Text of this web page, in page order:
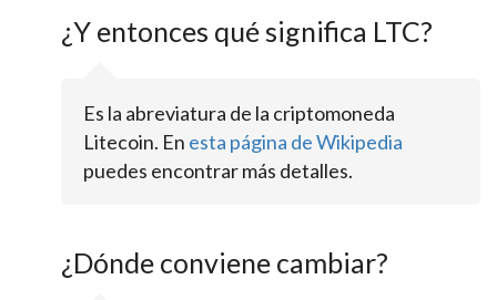
¿Y entonces qué significa LTC?
Es la abreviatura de la criptomoneda
Litecoin. En esta página de Wikipedia
puedes encontrar más detalles.
¿Dónde conviene cambiar?